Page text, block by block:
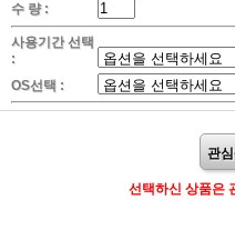
수 량 :
사용기간 선택
:
OS선택 :
관심
선택하신 상품은